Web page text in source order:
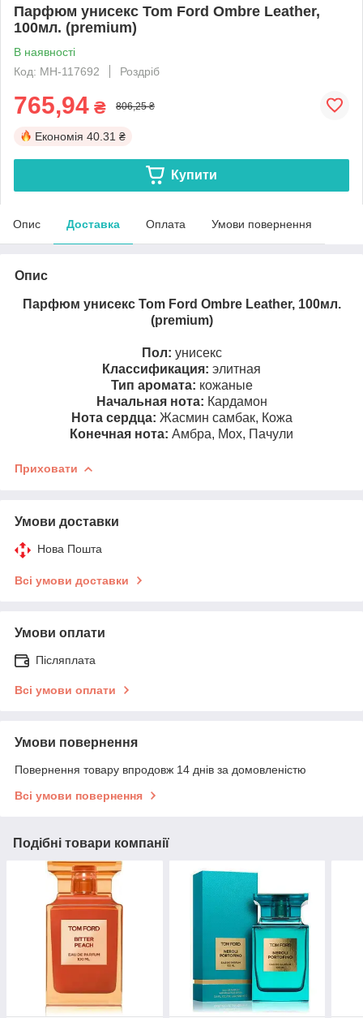
Парфюм унисекс Tom Ford Ombre Leather,
100мл. (premium)
В наявності
Код: MH-117692
Роздріб
765,94 ₴ 806,25 ₴
Економія 40.31 ₴
Купити
Опис Доставка Оплата Умови повернення
Опис
Парфюм унисекс Tom Ford Ombre Leather, 100мл.
(premium)
Пол: унисекс
Классификация: элитная
Тип аромата: кожаные
Начальная нота: Кардамон
Нота сердца: Жасмин самбак, Кожа
Конечная нота: Амбра, Мох, Пачули
Приховати
Умови доставки
Нова Пошта
Всі умови доставки
Умови оплати
Післяплата
Всі умови оплати
Умови повернення
Повернення товару впродовж 14 днів за домовленістю
Всі умови повернення
Подібні товари компанії